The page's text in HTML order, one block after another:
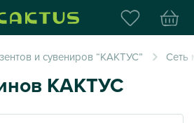
Интернет-магазин
и сувениров “КАКТУС” Сеть
КАКТУС